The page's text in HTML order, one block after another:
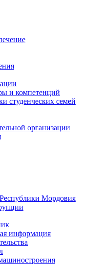
и компетенций
студенческих семей
организации
Мордовия
информация